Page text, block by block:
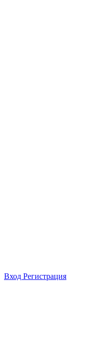
Вход Регистрация